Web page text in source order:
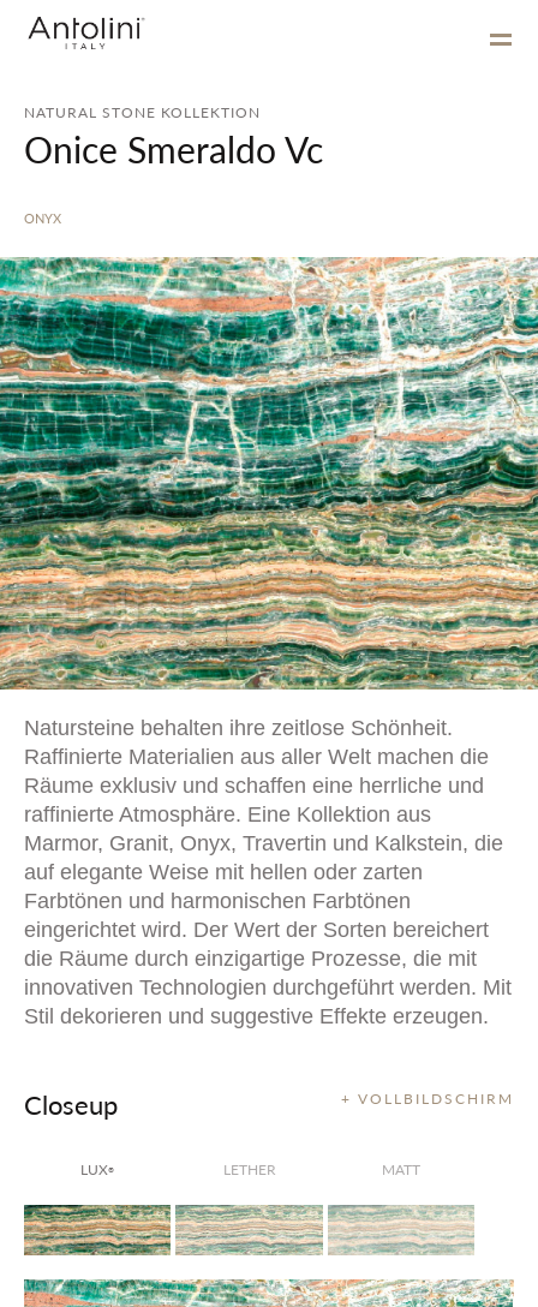
NATURAL STONE KOLLEKTION
Onice Smeraldo Vc
ONYX
Natursteine behalten ihre zeitlose Schönheit.
Raffinierte Materialien aus aller Welt machen die
Räume exklusiv und schaffen eine herrliche und
raffinierte Atmosphäre. Eine Kollektion aus
Marmor, Granit, Onyx, Travertin und Kalkstein, die
auf elegante Weise mit hellen oder zarten
Farbtönen und harmonischen Farbtönen
eingerichtet wird. Der Wert der Sorten bereichert
die Räume durch einzigartige Prozesse, die mit
innovativen Technologien durchgeführt werden. Mit
Stil dekorieren und suggestive Effekte erzeugen.
+ VOLLBILDSCHIRM
Closeup
LUX® LETHER MATT